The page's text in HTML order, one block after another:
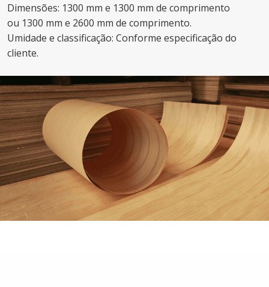
Dimensões: 1300 mm e 1300 mm de comprimento
ou 1300 mm e 2600 mm de comprimento.
Umidade e classificação: Conforme especificação do
cliente.